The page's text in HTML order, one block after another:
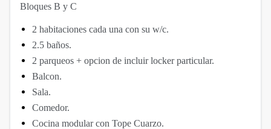
Bloques B y C
2 habitaciones cada una con su w/c.
2.5 baños.
2 parqueos + opcion de incluir locker particular.
Balcon.
Sala.
Comedor.
Cocina modular con Tope Cuarzo.